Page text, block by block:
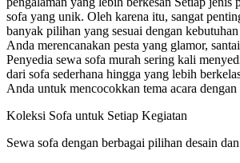
sofa yang unik. Oleh karena itu, sangat
banyak pilihan yang sesuai dengan
Anda merencanakan pesta yang glamor,
Penyedia sewa sofa murah sering kali
dari sofa sederhana hingga yang lebih
Anda untuk mencocokkan tema acara
Koleksi Sofa untuk Setiap Kegiatan
Sewa sofa dengan berbagai pilihan desain